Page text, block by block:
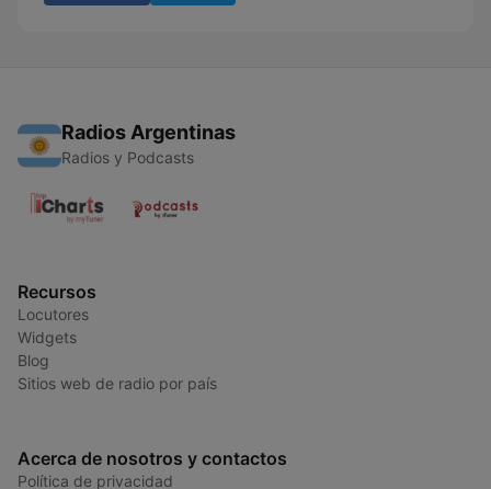
Radios Argentinas
Radios y Podcasts
Recursos
Locutores
Widgets
Blog
Sitios web de radio por país
Acerca de nosotros y contactos
Política de privacidad